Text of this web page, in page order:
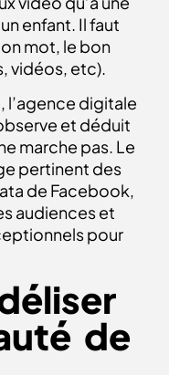
enfant. Il faut
mot, le bon
vidéos, etc).
l’agence digitale
et déduit
marche pas. Le
pertinent des
de Facebook,
audiences et
pour
de